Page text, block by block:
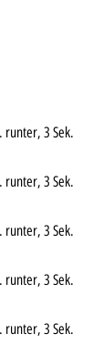
runter, 3 Sek.
runter, 3 Sek.
runter, 3 Sek.
runter, 3 Sek.
runter, 3 Sek.